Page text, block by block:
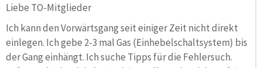
Liebe TO-Mitglieder
Ich kann den Vorwärtsgang seit einiger Zeit nicht direkt
einlegen. Ich gebe 2-3 mal Gas (Einhebelschaltsystem) bis
der Gang einhängt. Ich suche Tipps für die Fehlersuch.